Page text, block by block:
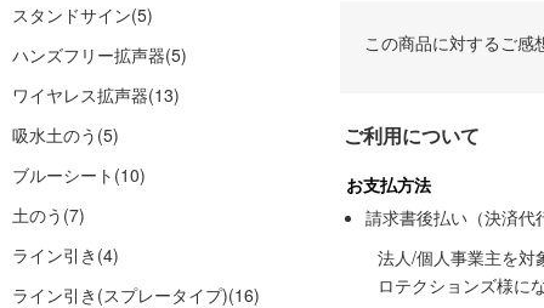
スタンドサイン(5)
ハンズフリー拡声器(5)
ワイヤレス拡声器(13)
吸水土のう (5)
ブルーシート (10)
土のう (7)
ライン引き (4)
ライン引き(スプレータイプ)(16)
この商品に対するご感
ご利用について
お支払方法
請求書後払い（決済代
法人/個人事業主を対
ロテクションズ様に